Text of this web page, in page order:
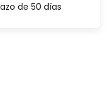
de 50 días